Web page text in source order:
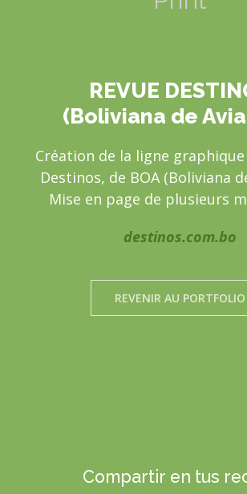
REVUE
(Boliviana de
Création de la ligne
Destinos, de BOA (Boliviana
Mise en page de plusieurs
destinos.com.bo
REVENIR AU PORTFOLIO
Compartir en tus